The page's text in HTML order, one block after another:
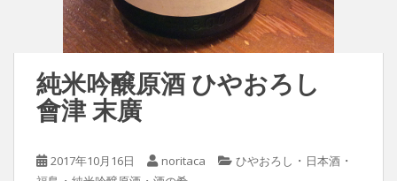
純米吟醸原酒 ひやおろし
會津 末廣
2017年10月16日 noritaca ひやおろし ・ 日本酒 ・